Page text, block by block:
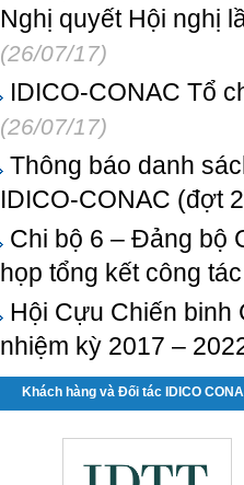
Nghị quyết Hội nghị
(26/07/17)
IDICO-CONAC Tổ
(26/07/17)
Thông báo danh
IDICO-CONAC (đợt
Chi bộ 6 – Đảng bộ
họp tổng kết công
Hội Cựu Chiến binh
nhiệm kỳ 2017 –
Khách hàng và Đối tác IDICO